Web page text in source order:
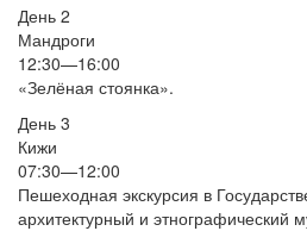
День 2
Мандроги
12:30—16:00
«Зелёная стоянка».
День 3
Кижи
07:30—12:00
Пешеходная экскурсия в
архитектурный и этнографический